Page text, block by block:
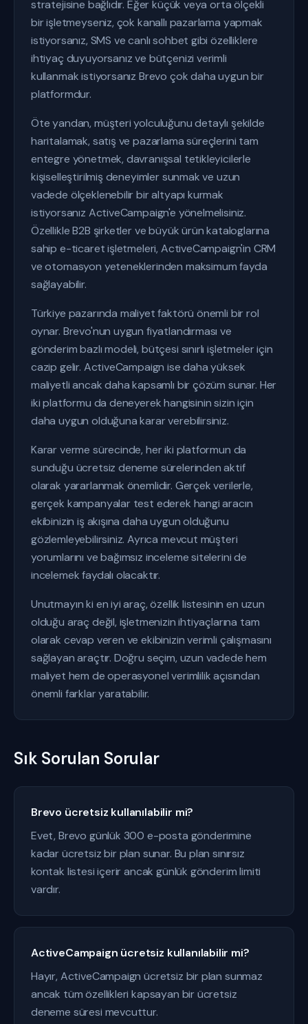
stratejisine bağlıdır. Eğer küçük veya orta ölçekli
bir işletmeyseniz, çok kanallı pazarlama yapmak
istiyorsanız, SMS ve canlı sohbet gibi özelliklere
ihtiyaç duyuyorsanız ve bütçenizi verimli
kullanmak istiyorsanız Brevo çok daha uygun bir
platformdur.
Öte yandan, müşteri yolculuğunu detaylı şekilde
haritalamak, satış ve pazarlama süreçlerini tam
entegre yönetmek, davranışsal tetikleyicilerle
kişiselleştirilmiş deneyimler sunmak ve uzun
vadede ölçeklenebilir bir altyapı kurmak
istiyorsanız ActiveCampaign'e yönelmelisiniz.
Özellikle B2B şirketler ve büyük ürün kataloglarına
sahip e-ticaret işletmeleri, ActiveCampaign'in CRM
ve otomasyon yeteneklerinden maksimum fayda
sağlayabilir.
Türkiye pazarında maliyet faktörü önemli bir rol
oynar. Brevo'nun uygun fiyatlandırması ve
gönderim bazlı modeli, bütçesi sınırlı işletmeler için
cazip gelir. ActiveCampaign ise daha yüksek
maliyetli ancak daha kapsamlı bir çözüm sunar. Her
iki platformu da deneyerek hangisinin sizin için
daha uygun olduğuna karar verebilirsiniz.
Karar verme sürecinde, her iki platformun da
sunduğu ücretsiz deneme sürelerinden aktif
olarak yararlanmak önemlidir. Gerçek verilerle,
gerçek kampanyalar test ederek hangi aracın
ekibinizin iş akışına daha uygun olduğunu
gözlemleyebilirsiniz. Ayrıca mevcut müşteri
yorumlarını ve bağımsız inceleme sitelerini de
incelemek faydalı olacaktır.
Unutmayın ki en iyi araç, özellik listesinin en uzun
olduğu araç değil, işletmenizin ihtiyaçlarına tam
olarak cevap veren ve ekibinizin verimli çalışmasını
sağlayan araçtır. Doğru seçim, uzun vadede hem
maliyet hem de operasyonel verimlilik açısından
önemli farklar yaratabilir.
Sık Sorulan Sorular
Brevo ücretsiz kullanılabilir mi?
Evet, Brevo günlük 300 e-posta gönderimine
kadar ücretsiz bir plan sunar. Bu plan sınırsız
kontak listesi içerir ancak günlük gönderim limiti
vardır.
ActiveCampaign ücretsiz kullanılabilir mi?
Hayır, ActiveCampaign ücretsiz bir plan sunmaz
ancak tüm özellikleri kapsayan bir ücretsiz
deneme süresi mevcuttur.